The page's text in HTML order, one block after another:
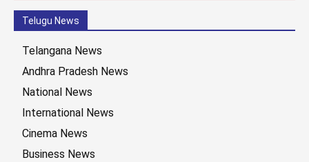
Telugu News
Telangana News
Andhra Pradesh News
National News
International News
Cinema News
Business News